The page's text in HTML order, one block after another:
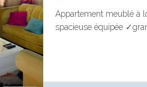
Appartement meublé à
spacieuse équipée